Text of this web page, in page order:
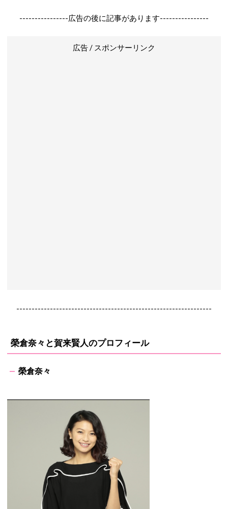
----------------広告の後に記事があります----------------
広告 / スポンサーリンク
----------------------------------------------------------------
榮倉奈々と賀来賢人のプロフィール
榮倉奈々